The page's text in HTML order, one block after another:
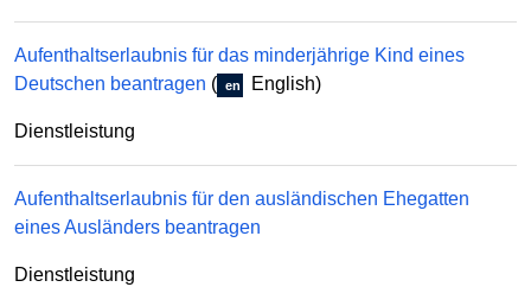
Aufenthaltserlaubnis für das minderjährige Kind eines
Deutschen beantragen ( en English)
Dienstleistung
Aufenthaltserlaubnis für den ausländischen Ehegatten
eines Ausländers beantragen
Dienstleistung